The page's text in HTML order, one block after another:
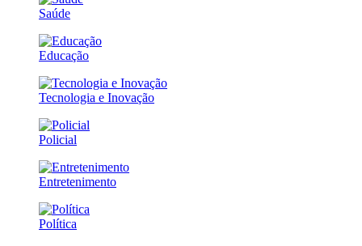
Saúde
Educação
Tecnologia e Inovação
Policial
Entretenimento
Política